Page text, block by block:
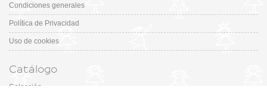
Condiciones generales
Política de Privacidad
Uso de cookies
Catálogo
Colección